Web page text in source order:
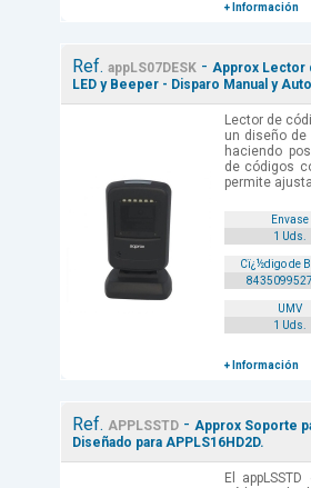
+ Información
Ref. appLS07DESK - Approx Lector
LED y Beeper - Disparo Manual y
Lector de
un diseño
haciendo
de códigos
permite
Envase
1 Uds.
Cï¿½digo de
UMV
1 Uds.
+ Información
Ref. APPLSSTD - Approx Soporte
Diseñado para APPLS16HD2D.
El